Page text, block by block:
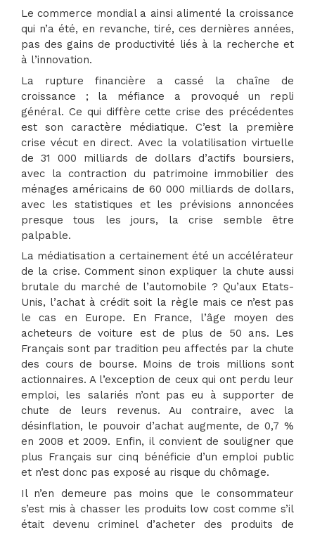
Le commerce mondial a ainsi alimenté la croissance
qui n’a été, en revanche, tiré, ces dernières années,
pas des gains de productivité liés à la recherche et
à l’innovation.
La rupture financière a cassé la chaîne de
croissance ; la méfiance a provoqué un repli
général. Ce qui diffère cette crise des précédentes
est son caractère médiatique. C’est la première
crise vécut en direct. Avec la volatilisation virtuelle
de 31 000 milliards de dollars d’actifs boursiers,
avec la contraction du patrimoine immobilier des
ménages américains de 60 000 milliards de dollars,
avec les statistiques et les prévisions annoncées
presque tous les jours, la crise semble être
palpable.
La médiatisation a certainement été un accélérateur
de la crise. Comment sinon expliquer la chute aussi
brutale du marché de l’automobile ? Qu’aux Etats-
Unis, l’achat à crédit soit la règle mais ce n’est pas
le cas en Europe. En France, l’âge moyen des
acheteurs de voiture est de plus de 50 ans. Les
Français sont par tradition peu affectés par la chute
des cours de bourse. Moins de trois millions sont
actionnaires. A l’exception de ceux qui ont perdu leur
emploi, les salariés n’ont pas eu à supporter de
chute de leurs revenus. Au contraire, avec la
désinflation, le pouvoir d’achat augmente, de 0,7 %
en 2008 et 2009. Enfin, il convient de souligner que
plus Français sur cinq bénéficie d’un emploi public
et n’est donc pas exposé au risque du chômage.
Il n’en demeure pas moins que le consommateur
s’est mis à chasser les produits low cost comme s’il
était devenu criminel d’acheter des produits de